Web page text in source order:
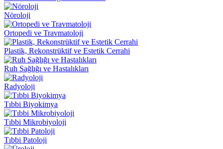
Nöroloji
Ortopedi ve Travmatoloji
Plastik, Rekonstrüktif ve Estetik Cerrahi
Ruh Sağlığı ve Hastalıkları
Radyoloji
Tıbbi Biyokimya
Tıbbi Mikrobiyoloji
Tıbbi Patoloji